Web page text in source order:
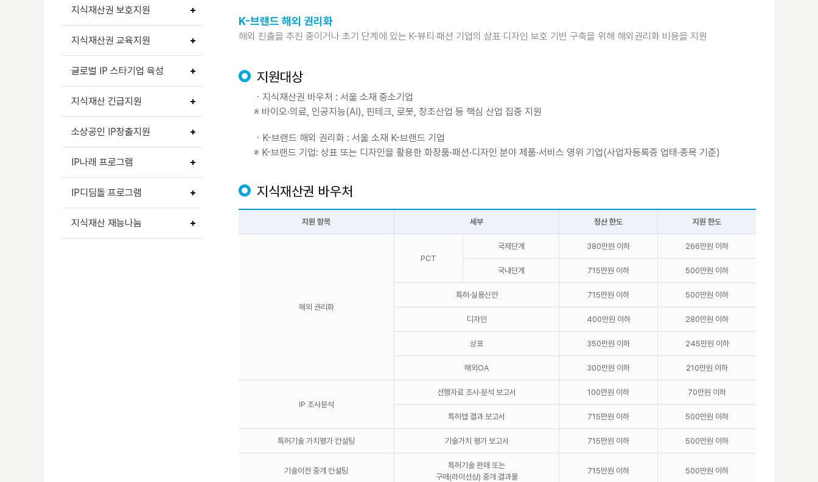
지식재산권 보호지원
지식재산권 교육지원
글로벌 IP 스타기업 육성
지식재산 긴급지원
소상공인 IP창출지원
IP나래 프로그램
IP디딤돌 프로그램
지식재산 재능나눔
K-브랜드 해외 권리화
해외 진출을 추진 중이거나 초기 단계에 있는 K-뷰티·패션 기업의 상표·디자인 보호 기반 구축을 위해 해외권리화 비용을 지원
지원대상
ㆍ지식재산권 바우처 : 서울 소재 중소기업
※ 바이오·의료, 인공지능(AI), 핀테크, 로봇, 창조산업 등 핵심 산업 집중 지원
ㆍK-브랜드 해외 권리화 : 서울 소재 K-브랜드 기업
※ K-브랜드 기업: 상표 또는 디자인을 활용한 화장품·패션·디자인 분야 제품·서비스 영위 기업(사업자등록증 업태·종목 기준)
지식재산권 바우처
지원 항목 세부 정산 한도 지원 한도
해외 권리화
PCT
국제단계 380만원 이하 266만원 이하
국내단계 715만원 이하 500만원 이하
특허·실용신안 715만원 이하 500만원 이하
디자인 400만원 이하 280만원 이하
상표 350만원 이하 245만원 이하
해외OA 300만원 이하 210만원 이하
IP 조사분석
선행자료 조사·분석 보고서 100만원 이하 70만원 이하
특허맵 결과 보고서 715만원 이하 500만원 이하
특허기술 가치평가 컨설팅 기술가치 평가 보고서 715만원 이하 500만원 이하
기술이전 중개 컨설팅
특허기술 판매 또는
구매(라이선싱) 중개 결과물
715만원 이하 500만원 이하